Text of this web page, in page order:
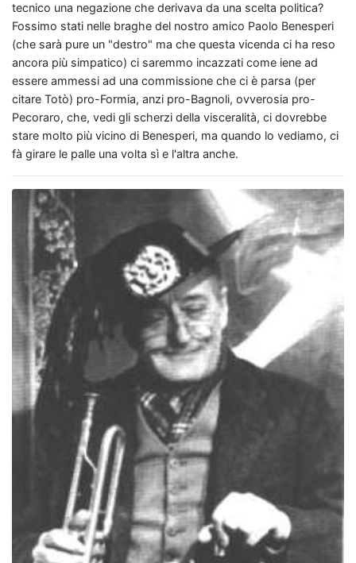
tecnico una negazione che derivava da una scelta politica?
Fossimo stati nelle braghe del nostro amico Paolo Benesperi
(che sarà pure un "destro" ma che questa vicenda ci ha reso
ancora più simpatico) ci saremmo incazzati come iene ad
essere ammessi ad una commissione che ci è parsa (per
citare Totò) pro-Formia, anzi pro-Bagnoli, ovverosia pro-
Pecoraro, che, vedi gli scherzi della visceralità, ci dovrebbe
stare molto più vicino di Benesperi, ma quando lo vediamo, ci
fà girare le palle una volta sì e l'altra anche.